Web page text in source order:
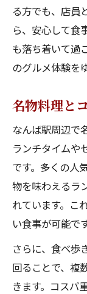
る方でも、店員
ら、安心して食
も落ち着いて過
のグルメ体験を
名物料理と
なんば駅周辺で
ランチタイムや
です。多くの人
物を味わえるラ
れています。こ
い食事が可能です
さらに、食べ歩
回ることで、複
きます。コスパ